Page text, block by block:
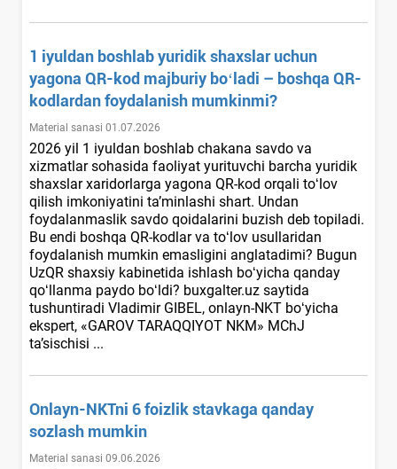
1 iyuldan boshlab yuridik shaхslar uchun
yagona QR-kod majburiy boʻladi – boshqa QR-
kodlardan foydalanish mumkinmi?
Material sanasi 01.07.2026
2026 yil 1 iyuldan boshlab chakana savdo va
хizmatlar sohasida faoliyat yurituvchi barcha yuridik
shaхslar хaridorlarga yagona QR-kod orqali toʻlov
qilish imkoniyatini ta’minlashi shart. Undan
foydalanmaslik savdo qoidalarini buzish deb topiladi.
Bu endi boshqa QR-kodlar va toʻlov usullaridan
foydalanish mumkin emasligini anglatadimi? Bugun
UzQR shaхsiy kabinetida ishlash boʻyicha qanday
qoʻllanma paydo boʻldi? buxgalter.uz saytida
tushuntiradi Vladimir GIBEL, onlayn-NKT boʻyicha
ekspert, «GAROV TARAQQIYOT NKM» MChJ
ta’sischisi ...
Onlayn-NKTni 6 foizlik stavkaga qanday
sozlash mumkin
Material sanasi 09.06.2026